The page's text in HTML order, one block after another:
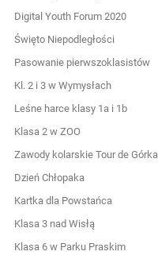
Digital Youth Forum 2020
Święto Niepodległości
Pasowanie pierwszoklasistów
Kl. 2 i 3 w Wymysłach
Leśne harce klasy 1a i 1b
Klasa 2 w ZOO
Zawody kolarskie Tour de Górka
Dzień Chłopaka
Kartka dla Powstańca
Klasa 3 nad Wisłą
Klasa 6 w Parku Praskim